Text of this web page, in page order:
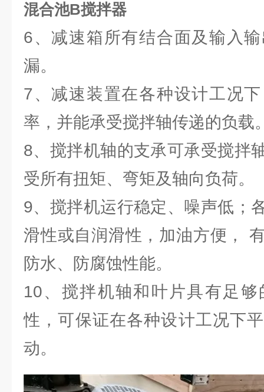
混合池B搅拌器
6、减速箱所有结合面及输入
漏。
7、减速装置在各种设计工况
率，并能承受搅拌轴传递的负载
8、搅拌机轴的支承可承受搅拌
受所有扭矩、弯矩及轴向负荷。
9、搅拌机运行稳定、噪声低；
滑性或自润滑性，加油方便，
防水、防腐蚀性能。
10、搅拌机轴和叶片具有足
性，可保证在各种设计工况下
动。